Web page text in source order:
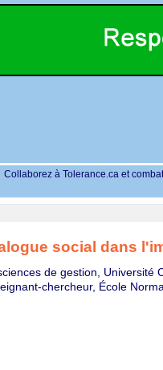
Collaborez à Tolerance.ca et
social dans
de gestion, Université
chercheur, École